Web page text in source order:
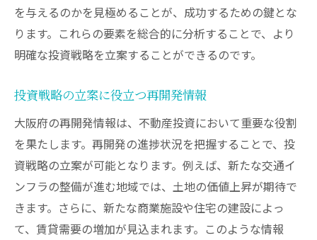
を与えるのかを見極めることが、成功するための鍵とな
ります。これらの要素を総合的に分析することで、より
明確な投資戦略を立案することができるのです。
投資戦略の立案に役立つ再開発情報
大阪府の再開発情報は、不動産投資において重要な役割
を果たします。再開発の進捗状況を把握することで、投
資戦略の立案が可能となります。例えば、新たな交通イ
ンフラの整備が進む地域では、土地の価値上昇が期待で
きます。さらに、新たな商業施設や住宅の建設によっ
て、賃貸需要の増加が見込まれます。このような情報